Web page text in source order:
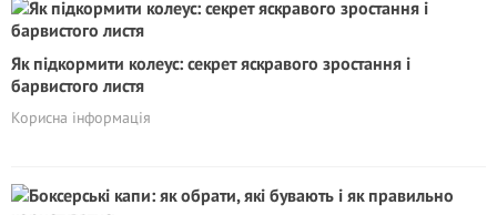
Як підкормити колеус: секрет яскравого зростання і
барвистого листя
Корисна інформація